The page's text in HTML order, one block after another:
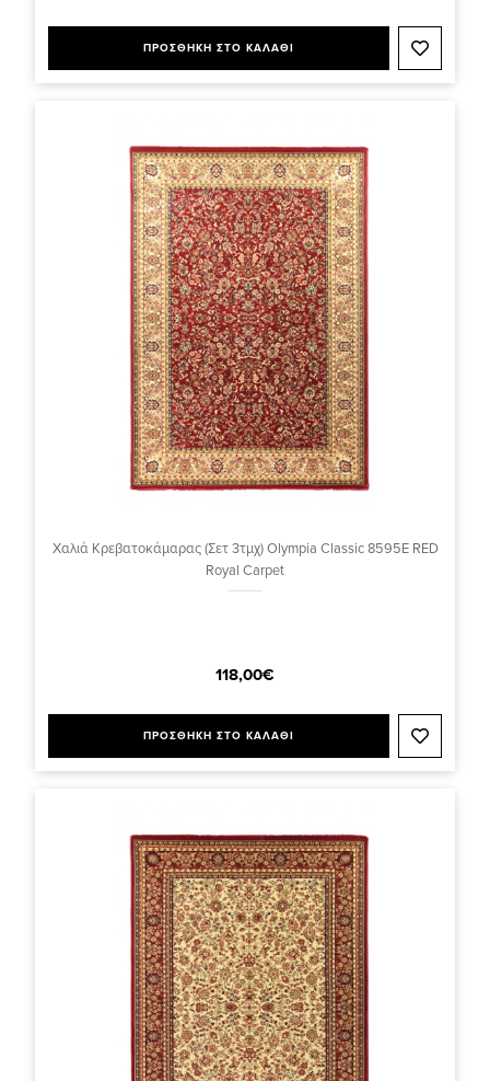
ΠΡΟΣΘΗΚΗ ΣΤΟ ΚΑΛΑΘΙ
Χαλιά Κρεβατοκάμαρας (Σετ 3τμχ) Olympia Classic 8595E RED
Royal Carpet
118,00€
ΠΡΟΣΘΗΚΗ ΣΤΟ ΚΑΛΑΘΙ